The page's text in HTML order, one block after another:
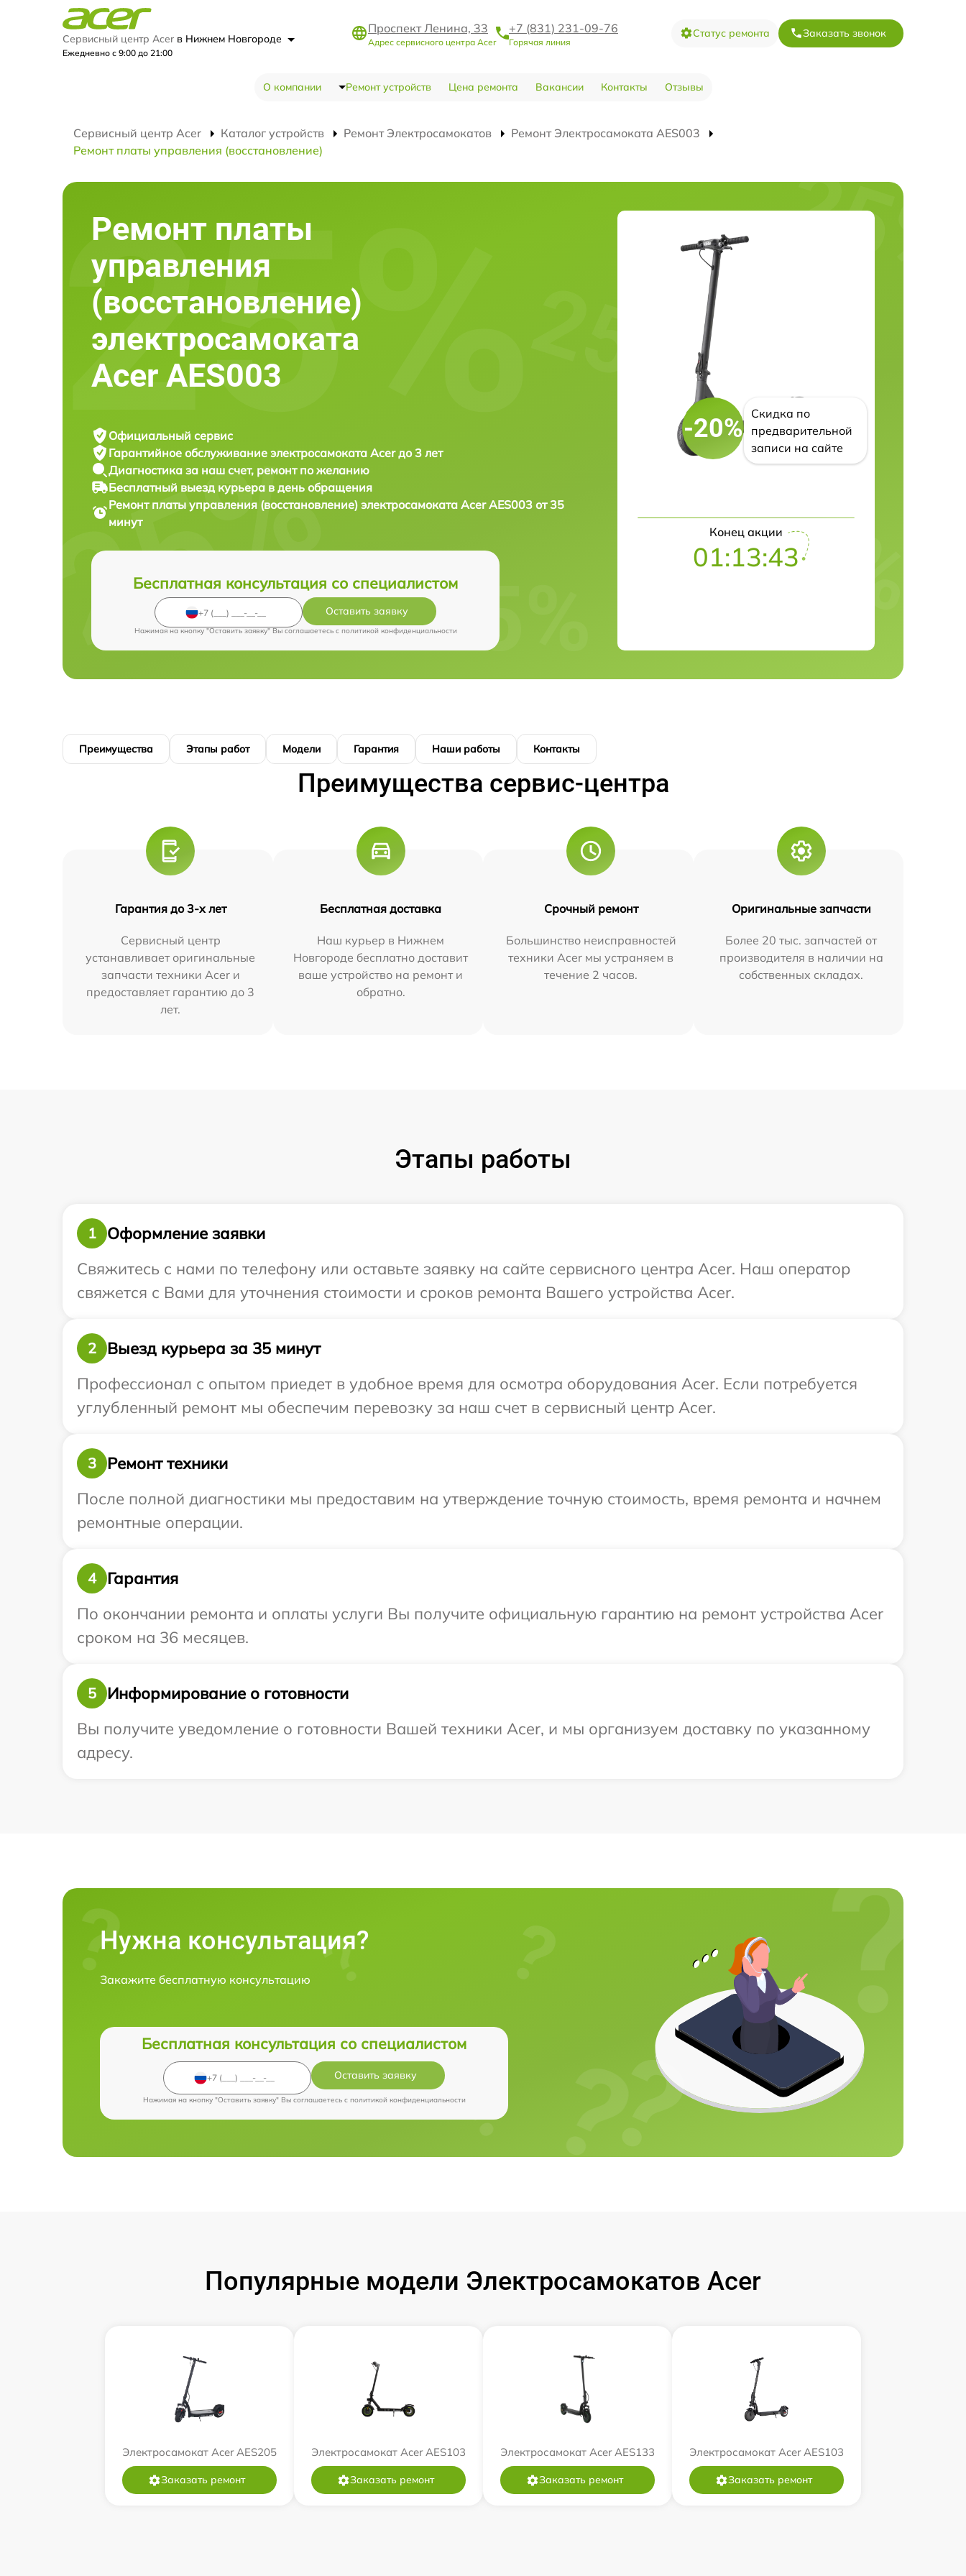
Сервисный центр Acer в Нижнем Новгороде
Ежедневно с 9:00 до 21:00
Проспект Ленина, 33
Адрес сервисного центра Acer
+7 (831) 231-09-76
Горячая линия
Статус ремонта Заказать звонок
О компании Ремонт устройств Цена ремонта Вакансии Контакты Отзывы
Сервисный центр Acer Каталог устройств Ремонт Электросамокатов
Ремонт Электросамоката AES003
Ремонт платы управления (восстановление)
Ремонт платы
управления
(восстановление)
электросамоката
Acer AES003
Официальный сервис
Гарантийное обслуживание электросамоката Acer до 3 лет
Диагностика за наш счет, ремонт по желанию
Бесплатный выезд курьера в день обращения
Ремонт платы управления (восстановление) электросамоката Acer AES003 от 35
минут
Бесплатная консультация со специалистом
Оставить заявку
Нажимая на кнопку "Оставить заявку" Вы соглашаетесь c политикой конфиденциальности
-20%
Скидка по
предварительной
записи на сайте
Конец акции
01:13:42
Преимущества Этапы работ Модели Гарантия Наши работы Контакты
Преимущества сервис-центра
Гарантия до 3-х лет
Сервисный центр
устанавливает оригинальные
запчасти техники Acer и
предоставляет гарантию до 3
лет.
Бесплатная доставка
Наш курьер в Нижнем
Новгороде бесплатно доставит
ваше устройство на ремонт и
обратно.
Срочный ремонт
Большинство неисправностей
техники Acer мы устраняем в
течение 2 часов.
Оригинальные запчасти
Более 20 тыс. запчастей от
производителя в наличии на
собственных складах.
Этапы работы
1
Оформление заявки
Свяжитесь с нами по телефону или оставьте заявку на сайте сервисного центра Acer. Наш оператор
свяжется с Вами для уточнения стоимости и сроков ремонта Вашего устройства Acer.
2
Выезд курьера за 35 минут
Профессионал с опытом приедет в удобное время для осмотра оборудования Acer. Если потребуется
углубленный ремонт мы обеспечим перевозку за наш счет в сервисный центр Acer.
3
Ремонт техники
После полной диагностики мы предоставим на утверждение точную стоимость, время ремонта и начнем
ремонтные операции.
4
Гарантия
По окончании ремонта и оплаты услуги Вы получите официальную гарантию на ремонт устройства Acer
сроком на 36 месяцев.
5
Информирование о готовности
Вы получите уведомление о готовности Вашей техники Acer, и мы организуем доставку по указанному
адресу.
Нужна консультация?
Закажите бесплатную консультацию
Бесплатная консультация со специалистом
Оставить заявку
Нажимая на кнопку "Оставить заявку" Вы соглашаетесь c политикой конфиденциальности
Популярные модели Электросамокатов Acer
Электросамокат Acer AES205
Заказать ремонт
Электросамокат Acer AES103
Заказать ремонт
Электросамокат Acer AES133
Заказать ремонт
Электросамокат Acer AES103
Заказать ремонт